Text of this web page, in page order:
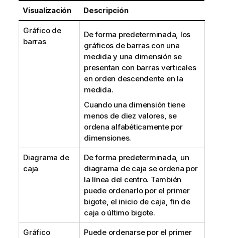
Visualización Descripción
Gráfico de
barras
De forma predeterminada, los
gráficos de barras con una
medida y una dimensión se
presentan con barras verticales
en orden descendente en la
medida.
Cuando una dimensión tiene
menos de diez valores, se
ordena alfabéticamente por
dimensiones.
Diagrama de
caja
De forma predeterminada, un
diagrama de caja se ordena por
la línea del centro. También
puede ordenarlo por el primer
bigote, el inicio de caja, fin de
caja o último bigote.
Gráfico
Puede ordenarse por el primer